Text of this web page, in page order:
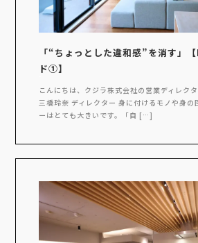
「“ちょっとした違和感”を消す」
ド①】
こんにちは、クジラ株式会社の営業ディレク
三橋玲奈 ディレクター 身に付けるモノや身の
ーはとても大きいです。「自 […]